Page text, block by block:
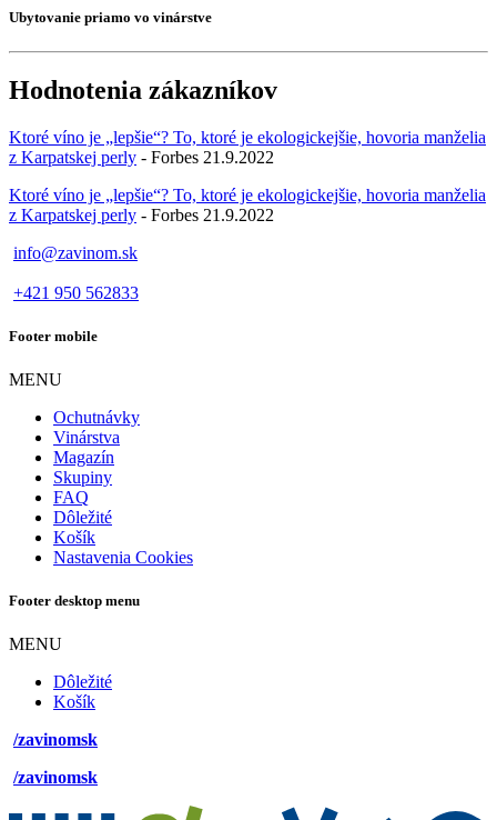
Ubytovanie priamo vo vinárstve
Hodnotenia zákazníkov
Ktoré víno je „lepšie“? To, ktoré je ekologickejšie, hovoria manželia
z Karpatskej perly - Forbes 21.9.2022
Ktoré víno je „lepšie“? To, ktoré je ekologickejšie, hovoria manželia
z Karpatskej perly - Forbes 21.9.2022
info@zavinom.sk
+421 950 562833
Footer mobile
MENU
Ochutnávky
Vinárstva
Magazín
Skupiny
FAQ
Dôležité
Košík
Nastavenia Cookies
Footer desktop menu
MENU
Dôležité
Košík
/zavinomsk
/zavinomsk